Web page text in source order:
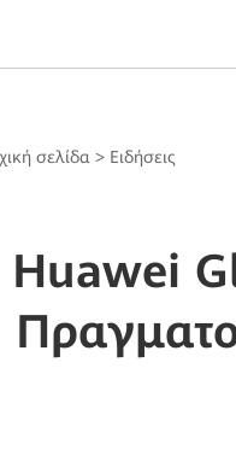
σελίδα > Ειδήσεις
Huawei